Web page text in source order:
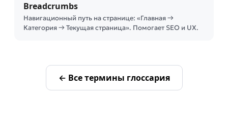
Breadcrumbs
Навигационный путь на странице: «Главная →
Категория → Текущая страница». Помогает SEO и UX.
← Все термины глоссария